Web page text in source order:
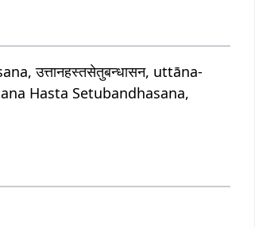
उत्तानहस्तसेतुबन्धासन, uttāna-
Hasta Setubandhasana,